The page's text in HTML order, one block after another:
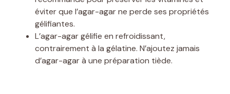
éviter que l’agar-agar ne perde ses propriétés
gélifiantes.
L’agar-agar gélifie en refroidissant,
contrairement à la gélatine. N’ajoutez jamais
d’agar-agar à une préparation tiède.